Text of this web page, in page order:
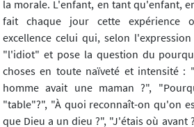
la morale. L'enfant, en tant qu'enfant,
fait chaque jour cette expérience
excellence celui qui, selon
"l'idiot" et pose la question du
choses en toute naïveté et intensité :
homme avait une maman ?",
"table"?", "À quoi reconnaît-on qu'on
que Dieu a un dieu ?", "J'étais où avant